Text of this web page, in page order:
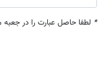
* لطفا حاصل عبارت را در جعبه